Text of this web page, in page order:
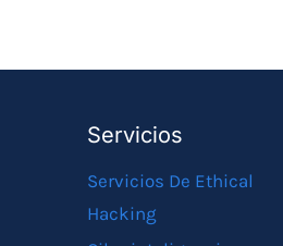
Servicios
Servicios De Ethical
Hacking